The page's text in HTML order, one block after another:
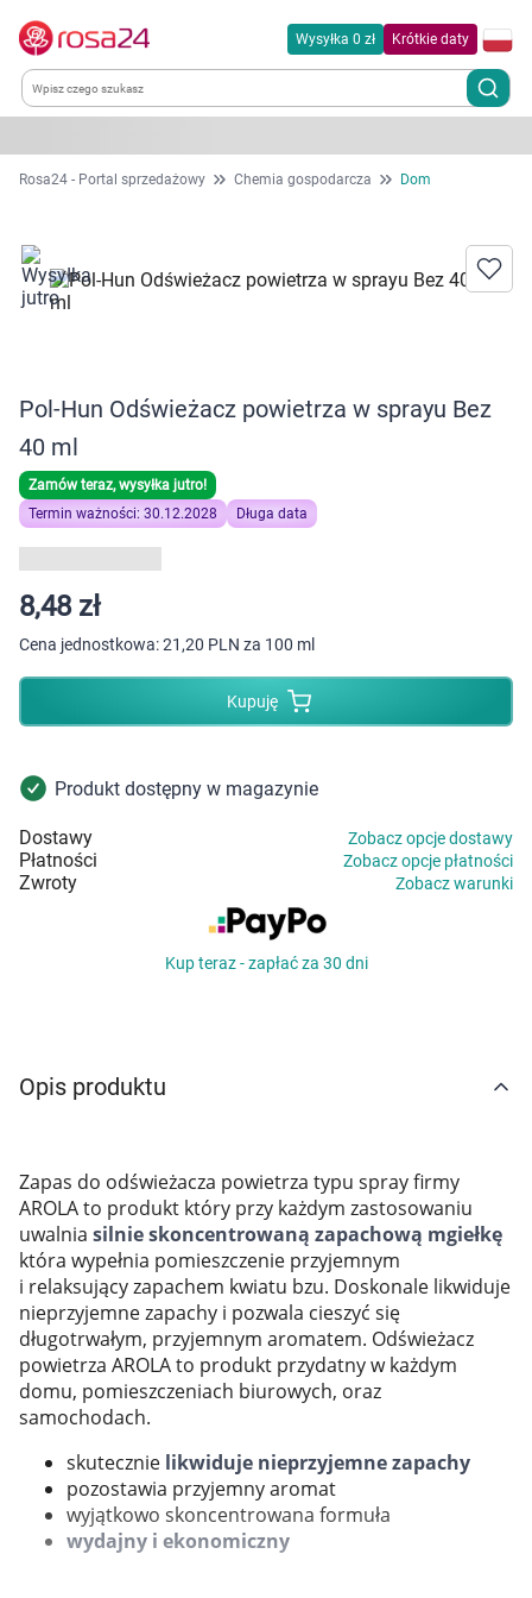
Wysyłka 0 zł Krótkie daty
Kategorie
Dla zwierząt
Zdrowie
Kobieta w ciąży i mama
Dziecko
Higiena
Kosmetyki
Mężczyzna
Zdrowy styl życia
Zabawki
Marki
Rosa24 - Portal sprzedażowy Chemia gospodarcza Dom
Pol-Hun Odświeżacz powietrza w sprayu Bez
40 ml
Zamów teraz, wysyłka jutro!
Termin ważności: 30.12.2028
Długa data
8,48 zł
Cena jednostkowa:21,20 PLN za 100 ml
Kupuję
Produkt dostępny w magazynie
Dostawy Zobacz opcje dostawy
Płatności Zobacz opcje płatności
Zwroty Zobacz warunki
Kup teraz - zapłać za 30 dni
Opis produktu
Zapas do odświeżacza powietrza typu spray firmy
AROLA to produkt który przy każdym zastosowaniu
uwalnia silnie skoncentrowaną zapachową mgiełkę
która wypełnia pomieszczenie przyjemnym
i relaksujący zapachem kwiatu bzu. Doskonale likwiduje
nieprzyjemne zapachy i pozwala cieszyć się
długotrwałym, przyjemnym aromatem. Odświeżacz
powietrza AROLA to produkt przydatny w każdym
domu, pomieszczeniach biurowych, oraz
samochodach.
skutecznie likwiduje nieprzyjemne zapachy
pozostawia przyjemny aromat
wyjątkowo skoncentrowana formuła
wydajny i ekonomiczny